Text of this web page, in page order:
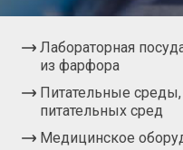
Лабораторная
из фарфора
Питательные
питательных сред
Медицинское